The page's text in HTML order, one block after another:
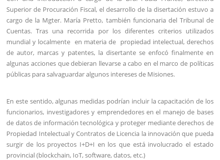
Superior de Procuración Fiscal, el desarrollo de la disertación estuvo a
cargo de la Mgter. María Pretto, también funcionaria del Tribunal de
Cuentas. Tras una recorrida por los diferentes criterios utilizados
mundial y localmente en materia de propiedad intelectual, derechos
de autor, marcas y patentes, la disertante se enfocó finalmente en
algunas acciones que debieran llevarse a cabo en el marco de políticas
públicas para salvaguardar algunos intereses de Misiones.
En este sentido, algunas medidas podrían incluir la capacitación de los
funcionarios, investigadores y emprendedores en el manejo de bases
de datos de información tecnológica y proteger mediante derechos de
Propiedad Intelectual y Contratos de Licencia la innovación que pueda
surgir de los proyectos I+D+I en los que está involucrado el estado
provincial (blockchain, IoT, software, datos, etc.)